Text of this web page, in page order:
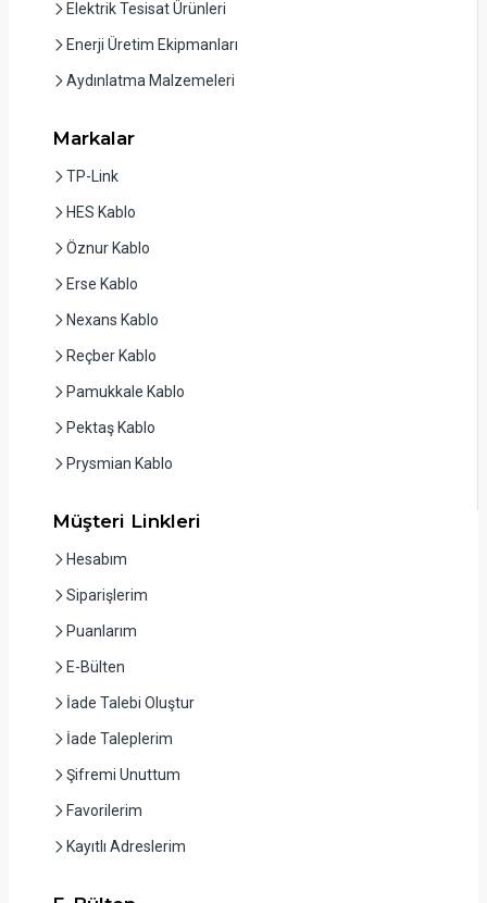
Elektrik Tesisat Ürünleri
Enerji Üretim Ekipmanları
Aydınlatma Malzemeleri
Markalar
TP-Link
HES Kablo
Öznur Kablo
Erse Kablo
Nexans Kablo
Reçber Kablo
Pamukkale Kablo
Pektaş Kablo
Prysmian Kablo
Müşteri Linkleri
Hesabım
Siparişlerim
Puanlarım
E-Bülten
İade Talebi Oluştur
İade Taleplerim
Şifremi Unuttum
Favorilerim
Kayıtlı Adreslerim